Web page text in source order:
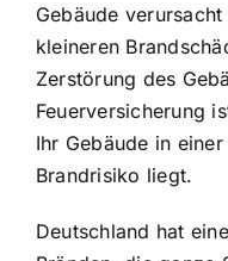
Gebäude
kleineren
Zerstörung des
Feuerversicherung
Ihr Gebäude in
Brandrisiko liegt.
Deutschland hat